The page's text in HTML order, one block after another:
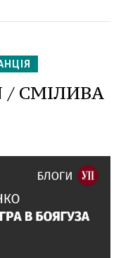
/ СМІЛИВА